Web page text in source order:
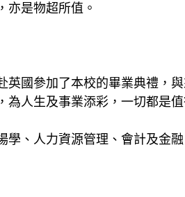
亦是物超所值。
英國參加了本校的畢業典禮，
人生及事業添彩，一切都是值
學、人力資源管理、會計及金